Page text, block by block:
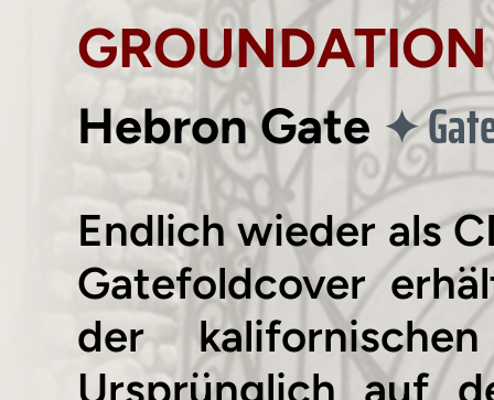
GROUNDATION
Hebron Gate ✦
Endlich wieder als
Gatefoldcover
der
Ursprünglich auf